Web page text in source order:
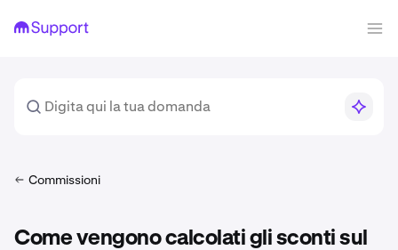
Commissioni
Come vengono calcolati gli sconti sul